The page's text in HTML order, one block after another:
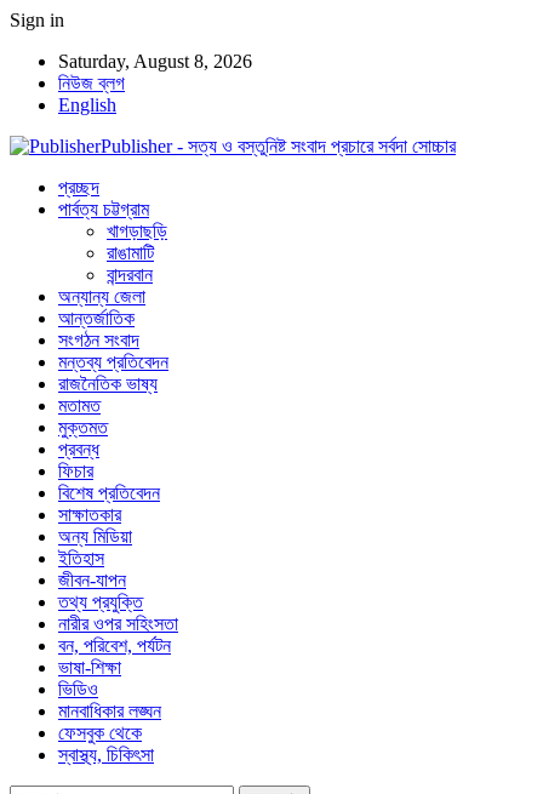
Sign in
Saturday, August 8, 2026
নিউজ ব্লগ
English
Publisher - সত্য ও বস্তুনিষ্ট সংবাদ প্রচারে সর্বদা সোচ্চার
প্রচ্ছদ
পার্বত্য চট্টগ্রাম
খাগড়াছড়ি
রাঙামাটি
বান্দরবান
অন্যান্য জেলা
আন্তর্জাতিক
সংগঠন সংবাদ
মন্তব্য প্রতিবেদন
রাজনৈতিক ভাষ্য
মতামত
মুক্তমত
প্রবন্ধ
ফিচার
বিশেষ প্রতিবেদন
সাক্ষাতকার
অন্য মিডিয়া
ইতিহাস
জীবন-যাপন
তথ্য প্রযুক্তি
নারীর ওপর সহিংসতা
বন, পরিবেশ, পর্যটন
ভাষা-শিক্ষা
ভিডিও
মানবাধিকার লঙ্ঘন
ফেসবুক থেকে
স্বাস্থ্য, চিকিৎসা